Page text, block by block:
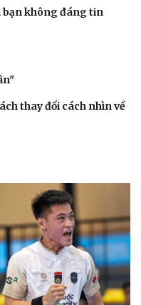
bạn không đáng tin
thay đổi cách nhìn về